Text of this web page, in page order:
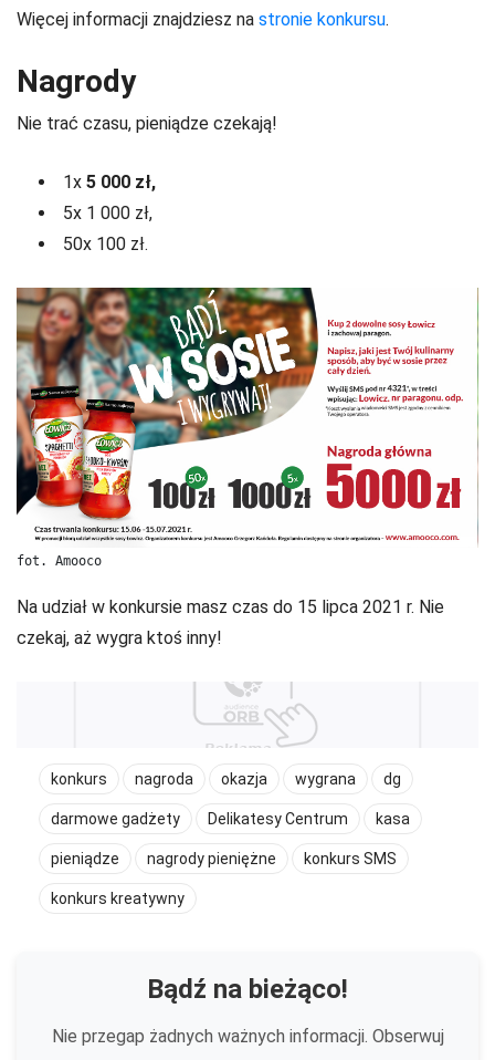
Więcej informacji znajdziesz na stronie konkursu.
Nagrody
Nie trać czasu, pieniądze czekają!
1x 5 000 zł,
5x 1 000 zł,
50x 100 zł.
fot. Amooco
Na udział w konkursie masz czas do 15 lipca 2021 r. Nie
czekaj, aż wygra ktoś inny!
konkurs nagroda okazja wygrana dg
darmowe gadżety Delikatesy Centrum kasa
pieniądze nagrody pieniężne konkurs SMS
konkurs kreatywny
Bądź na bieżąco!
Nie przegap żadnych ważnych informacji. Obserwuj